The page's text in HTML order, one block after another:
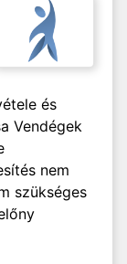
és
Vendégek
nem
szükséges